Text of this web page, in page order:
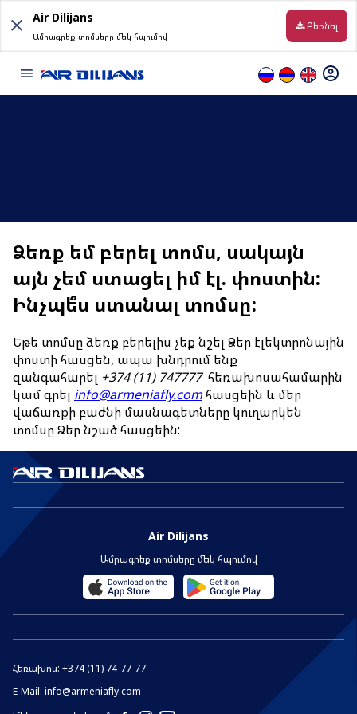
content
Air Dilijans
Ամրագրեք տոմսերը մեկ հպումով
Բեռնել
Ուղղություններ
Առցանց վահանակ
Ուղեբեռ
Առցանց հաշվառման կանոնները
Ավիատոմսի վերադարձ
Մեր մասին
Ընկերության մասին
Մեր նավատորմը
Նորություններ
Կոնտակտներ
Ծառայություններ
Ձեռք եմ բերել տոմս, սակայն
այն չեմ ստացել իմ էլ. փոստին:
Ինչպե՞ս ստանալ տոմսը:
Եթե տոմսը ձեռք բերելիս չեք նշել Ձեր էլեկտրոնային
փոստի հասցեն, ապա խնդրում ենք
զանգահարել +374 (11) 747777 հեռախոսահամարին
կամ գրել info@armeniafly.comհասցեին և մեր
վաճառքի բաժնի մասնագետները կուղարկեն
տոմսը Ձեր նշած հասցեին:
Հեռախոս: +374 (11) 74-77-77
E-Mail: info@armeniafly.com
Air Dilijans
Ամրագրեք տոմսերը մեկ հպումով